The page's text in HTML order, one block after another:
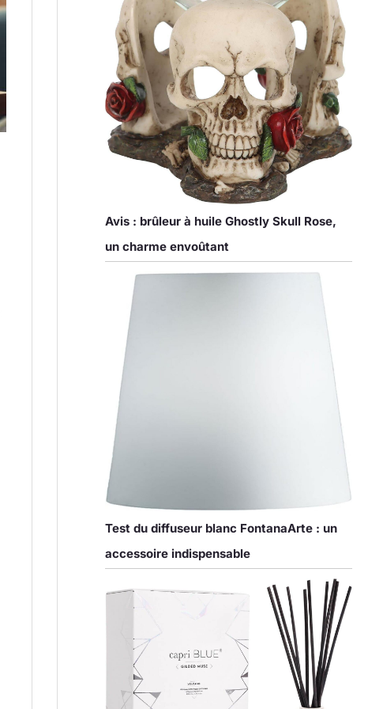
Avis : brûleur à huile Ghostly Skull Rose,
un charme envoûtant
Test du diffuseur blanc FontanaArte : un
accessoire indispensable